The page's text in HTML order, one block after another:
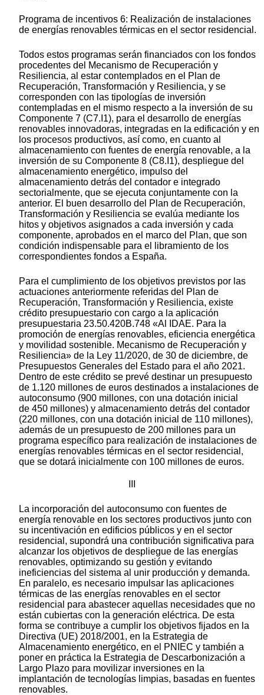
Programa de incentivos 6: Realización de instalaciones
de energías renovables térmicas en el sector residencial.
Todos estos programas serán financiados con los fondos
procedentes del Mecanismo de Recuperación y
Resiliencia, al estar contemplados en el Plan de
Recuperación, Transformación y Resiliencia, y se
corresponden con las tipologías de inversión
contempladas en el mismo respecto a la inversión de su
Componente 7 (C7.I1), para el desarrollo de energías
renovables innovadoras, integradas en la edificación y en
los procesos productivos, así como, en cuanto al
almacenamiento con fuentes de energía renovable, a la
inversión de su Componente 8 (C8.I1), despliegue del
almacenamiento energético, impulso del
almacenamiento detrás del contador e integrado
sectorialmente, que se ejecuta conjuntamente con la
anterior. El buen desarrollo del Plan de Recuperación,
Transformación y Resiliencia se evalúa mediante los
hitos y objetivos asignados a cada inversión y cada
componente, aprobados en el marco del Plan, que son
condición indispensable para el libramiento de los
correspondientes fondos a España.
Para el cumplimiento de los objetivos previstos por las
actuaciones anteriormente referidas del Plan de
Recuperación, Transformación y Resiliencia, existe
crédito presupuestario con cargo a la aplicación
presupuestaria 23.50.420B.748 «Al IDAE. Para la
promoción de energías renovables, eficiencia energética
y movilidad sostenible. Mecanismo de Recuperación y
Resiliencia» de la Ley 11/2020, de 30 de diciembre, de
Presupuestos Generales del Estado para el año 2021.
Dentro de este crédito se prevé destinar un presupuesto
de 1.120 millones de euros destinados a instalaciones de
autoconsumo (900 millones, con una dotación inicial
de 450 millones) y almacenamiento detrás del contador
(220 millones, con una dotación inicial de 110 millones),
además de un presupuesto de 200 millones para un
programa específico para realización de instalaciones de
energías renovables térmicas en el sector residencial,
que se dotará inicialmente con 100 millones de euros.
La incorporación del autoconsumo con fuentes de
energía renovable en los sectores productivos junto con
su incentivación en edificios públicos y en el sector
residencial, supondrá una contribución significativa para
alcanzar los objetivos de despliegue de las energías
renovables, optimizando su gestión y evitando
ineficiencias del sistema al unir producción y demanda.
En paralelo, es necesario impulsar las aplicaciones
térmicas de las energías renovables en el sector
residencial para abastecer aquellas necesidades que no
están cubiertas con la generación eléctrica. De esta
forma se contribuye a cumplir los objetivos fijados en la
Directiva (UE) 2018/2001, en la Estrategia de
Almacenamiento energético, en el PNIEC y también a
poner en práctica la Estrategia de Descarbonización a
Largo Plazo para movilizar inversiones en la
implantación de tecnologías limpias, basadas en fuentes
renovables.